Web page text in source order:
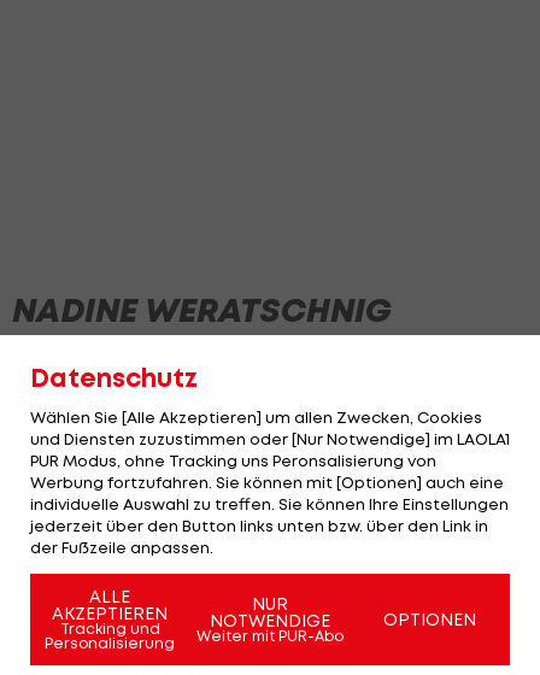
NADINE WERATSCHNIG
Datenschutz
Wählen Sie [Alle Akzeptieren] um allen Zwecken, Cookies
und Diensten zuzustimmen oder [Nur Notwendige] im LAOLA1
PUR Modus, ohne Tracking uns Peronsalisierung von
Werbung fortzufahren. Sie können mit [Optionen] auch eine
individuelle Auswahl zu treffen. Sie können Ihre Einstellungen
jederzeit über den Button links unten bzw. über den Link in
der Fußzeile anpassen.
ALLE
AKZEPTIEREN
Tracking und
Personalisierung
NUR
NOTWENDIGE
Weiter mit PUR-Abo
OPTIONEN